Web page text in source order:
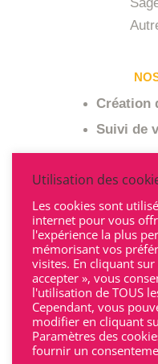
Création
Suivi de
A
Pourquoi
Qui
POUR
Utilisation des
Les cookies sont
internet pour vous
l'expérience la plus
mémorisant vos
visites. En cliquant sur
accepter », vous
l'utilisation de TOUS
Cependant, vous
modifier en cliquant
Paramètres des
fournir un